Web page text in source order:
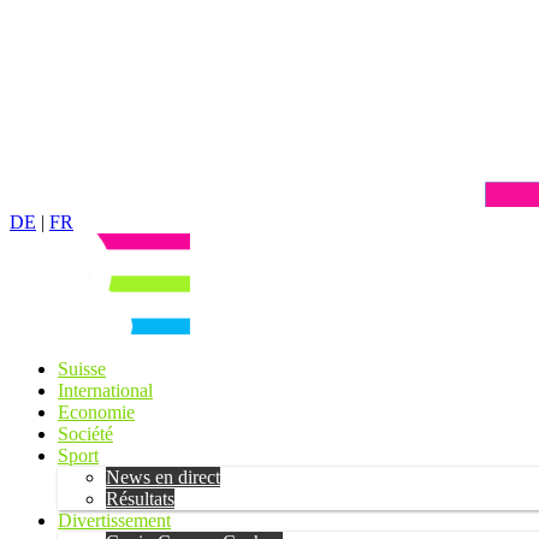
DE | FR
Suisse
International
Economie
Société
Sport
News en direct
Résultats
Divertissement